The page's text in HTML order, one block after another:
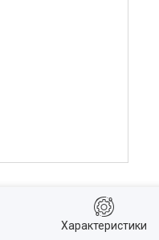
Характеристики